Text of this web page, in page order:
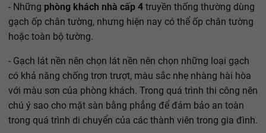
- Những phòng khách nhà cấp 4 truyền thống thường dùng
gạch ốp chân tường, nhưng hiện nay có thể ốp chân tường
hoặc toàn bộ tường.
- Gạch lát nền nên chọn lát nền nên chọn những loại gạch
có khả năng chống trơn trượt, màu sắc nhẹ nhàng hài hòa
với màu sơn của phòng khách. Trong quá trình thi công nên
chú ý sao cho mặt sàn bằng phẳng để đảm bảo an toàn
trong quá trình di chuyển của các thành viên trong gia đình.